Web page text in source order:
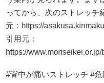
ってから、次のストレッチ
元： https://
引用元：
https://
#背中が痛いストレッチ #